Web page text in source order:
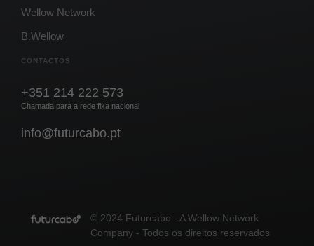
Wellow Network
B.Wellow
CONTACTOS
+351 214 222 573
Chamada para a rede fixa nacional
info@futurcabo.pt
© 2024 Futurcabo - A Wellow Network
Company - Todos os direitos reservados